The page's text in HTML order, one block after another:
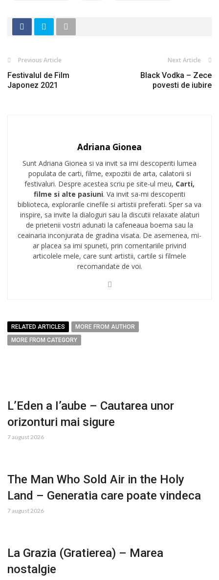
Previous Article
Festivalul de Film
Japonez 2021
Next Article
Black Vodka – Zece
povesti de iubire
Adriana Gionea
Sunt Adriana Gionea si va invit sa imi descoperiti lumea
populata de carti, filme, expozitii de arta, calatorii si
festivaluri. Despre acestea scriu pe site-ul meu, Carti,
filme si alte pasiuni. Va invit sa-mi descoperiti
biblioteca, explorarile cinefile si artistii preferati. Sper sa va
inspire, sa invite la dialoguri sau la discutii relaxate alaturi
de prietenii vostri adunati la cafeneaua boema sau la
ceainaria inconjurata de gradina visata. De asemenea, mi-
ar placea sa imi spuneti, prin comentariile privind
articolele mele, care sunt artistii, cartile si filmele
recomandate de voi.
RELATED ARTICLES
MORE FROM AUTHOR
MORE FROM CATEGORY
L’Eden a I’aube – Cautarea unor
orizonturi mai sigure
7 august 2026
The Man Who Sold Air in the Holy
Land – Generatia care poate vindeca
7 august 2026
La Grazia (Gratierea) – Marea
nostalgie